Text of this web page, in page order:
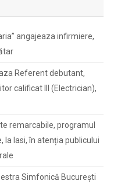
angajeaza infirmiere,
Referent debutant,
calificat III (Electrician),
remarcabile, programul
Iasi, în atenția publicului
Simfonică București